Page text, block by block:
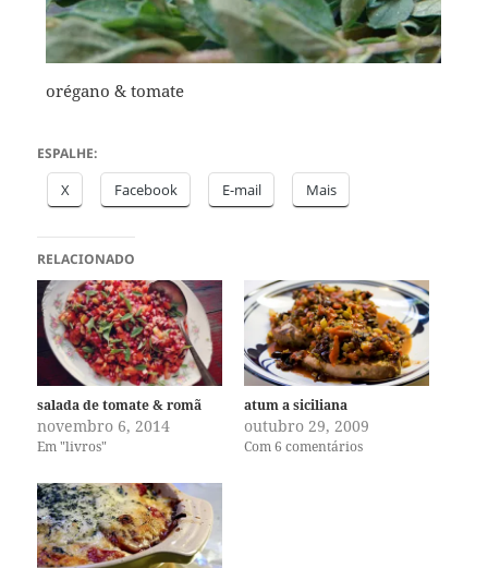
orégano & tomate
ESPALHE:
X Facebook E-mail Mais
RELACIONADO
salada de tomate & romã
novembro 6, 2014
Em "livros"
atum a siciliana
outubro 29, 2009
Com 6 comentários